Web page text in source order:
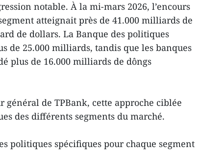
notable. À la mi-mars 2026, l’encours
atteignait près de 41.000 milliards de
de dollars. La Banque des politiques
de 25.000 milliards, tandis que les banques
plus de 16.000 milliards de dôngs
général de TPBank, cette approche ciblée
des différents segments du marché.
politiques spécifiques pour chaque segment